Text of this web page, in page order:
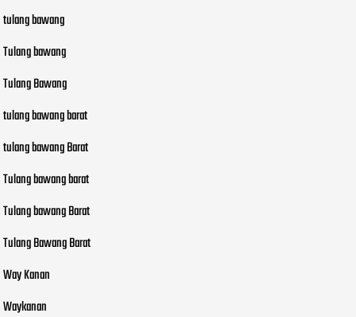
tulang bawang
Tulang bawang
Tulang Bawang
tulang bawang barat
tulang bawang Barat
Tulang bawang barat
Tulang bawang Barat
Tulang Bawang Barat
Way Kanan
Waykanan